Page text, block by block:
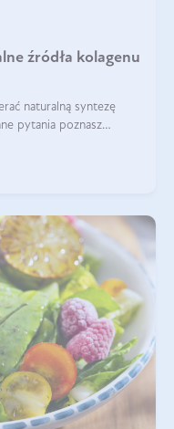
źródła kolagenu
naturalną syntezę
pytania poznasz